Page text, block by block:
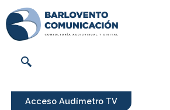
Acceso Audímetro TV